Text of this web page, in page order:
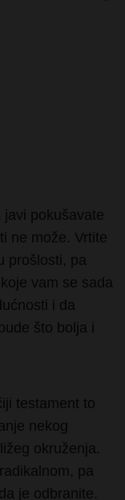
ne može. Vrtite
prošlosti, pa
vam se sada
i da
što bolja i
nekog
okruženja.
pa
je odbranite.
koji hoćete da